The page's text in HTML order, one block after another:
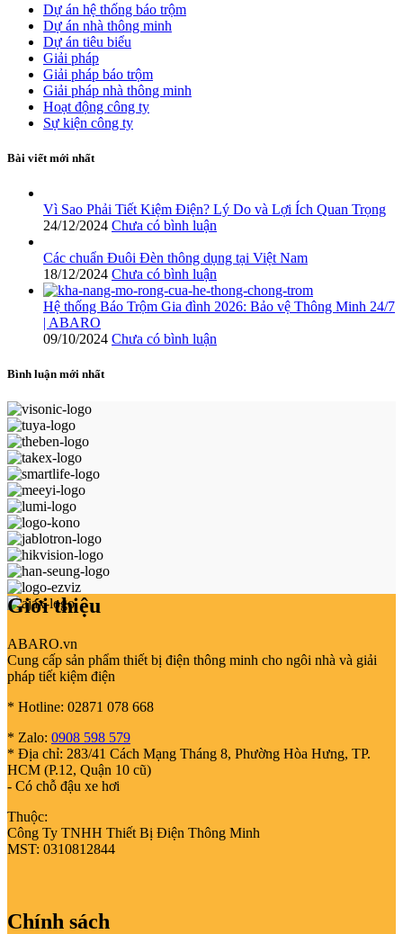
Dự án hệ thống báo trộm
Dự án nhà thông minh
Dự án tiêu biểu
Giải pháp
Giải pháp báo trộm
Giải pháp nhà thông minh
Hoạt động công ty
Sự kiện công ty
Bài viết mới nhất
Vì Sao Phải Tiết Kiệm Điện? Lý Do và Lợi Ích Quan Trọng
24/12/2024 Chưa có bình luận
Các chuẩn Đuôi Đèn thông dụng tại Việt Nam
18/12/2024 Chưa có bình luận
Hệ thống Báo Trộm Gia đình 2026: Bảo vệ Thông Minh 24/7
| ABARO
09/10/2024 Chưa có bình luận
Bình luận mới nhất
Giới thiệu
ABARO.vn
Cung cấp sản phẩm thiết bị điện thông minh cho ngôi nhà và giải
pháp tiết kiệm điện
* Hotline: 02871 078 668
* Zalo: 0908 598 579
* Địa chỉ: 283/41 Cách Mạng Tháng 8, Phường Hòa Hưng, TP.
HCM (P.12, Quận 10 cũ)
- Có chỗ đậu xe hơi
Thuộc:
Công Ty TNHH Thiết Bị Điện Thông Minh
MST: 0310812844
Chính sách